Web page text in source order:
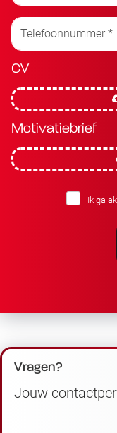
CV
Motivatiebrief
Ik ga
Vragen?
Jouw